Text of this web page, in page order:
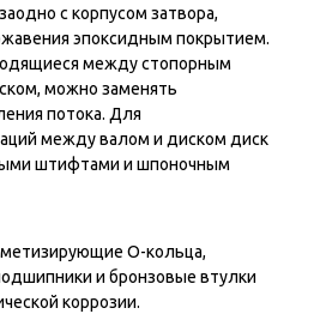
с корпусом затвора,
эпоксидным покрытием.
между стопорным
можно заменять
потока. Для
между валом и диском диск
штифтами и шпоночным
О-кольца,
и бронзовые втулки
коррозии.